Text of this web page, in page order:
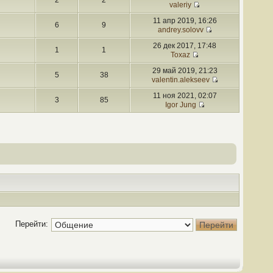
valeriy
6 9
11 апр 2019, 16:26
andrey.solovv
1 1
26 дек 2017, 17:48
Toxaz
5 38
29 май 2019, 21:23
valentin.alekseev
3 85
11 ноя 2021, 02:07
Igor Jung
Перейти: